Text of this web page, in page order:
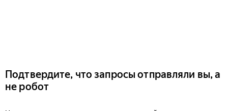
Подтвердите, что запросы отправляли вы, а
не робот